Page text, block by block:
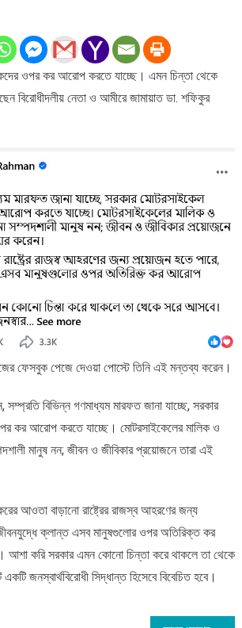
ওপর
করারোপ
হবে
জনস্বার্থবিরোধী:
ওপর কর আরোপ করতে যাচ্ছে। এমন চিন্তা থেকে
বিরোধীদলীয় নেতা ও আমীরে জামায়াত ডা. শফিকুর
ফেসবুক পেজে দেওয়া পোস্টে তিনি এই মন্তব্য করেন।
সম্প্রতি বিভিন্ন গণমাধ্যম মারফত জানা যাচ্ছে, সরকার
কর আরোপ করতে যাচ্ছে। মোটরসাইকেলের মালিক ও
মানুষ নন; জীবন ও জীবিকার প্রয়োজনে তারা এই
আওতা বাড়ানো রাষ্ট্রের রাজস্ব আহরণের জন্য
ক্লান্ত এসব মানুষগুলোর ওপর অতিরিক্ত কর
করি সরকার এমন কোনো চিন্তা করে থাকলে তা থেকে
জনস্বার্থবিরোধী সিদ্ধান্ত হিসেবে বিবেচিত হবে।